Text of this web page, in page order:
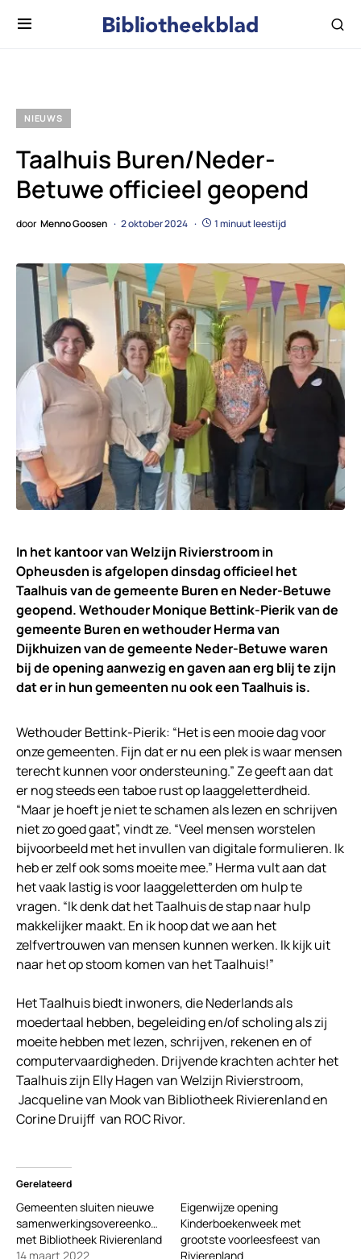
NIEUWS
Taalhuis Buren/Neder-
Betuwe officieel geopend
door Menno Goosen 2 oktober 2024 1 minuut leestijd
In het kantoor van Welzijn Rivierstroom in
Opheusden is afgelopen dinsdag officieel het
Taalhuis van de gemeente Buren en Neder-Betuwe
geopend. Wethouder Monique Bettink-Pierik van de
gemeente Buren en wethouder Herma van
Dijkhuizen van de gemeente Neder-Betuwe waren
bij de opening aanwezig en gaven aan erg blij te zijn
dat er in hun gemeenten nu ook een Taalhuis is.
Wethouder Bettink-Pierik: “Het is een mooie dag voor
onze gemeenten. Fijn dat er nu een plek is waar mensen
terecht kunnen voor ondersteuning.” Ze geeft aan dat
er nog steeds een taboe rust op laaggeletterdheid.
“Maar je hoeft je niet te schamen als lezen en schrijven
niet zo goed gaat”, vindt ze. “Veel mensen worstelen
bijvoorbeeld met het invullen van digitale formulieren. Ik
heb er zelf ook soms moeite mee.” Herma vult aan dat
het vaak lastig is voor laaggeletterden om hulp te
vragen. “Ik denk dat het Taalhuis de stap naar hulp
makkelijker maakt. En ik hoop dat we aan het
zelfvertrouwen van mensen kunnen werken. Ik kijk uit
naar het op stoom komen van het Taalhuis!”
Het Taalhuis biedt inwoners, die Nederlands als
moedertaal hebben, begeleiding en/of scholing als zij
moeite hebben met lezen, schrijven, rekenen en of
computervaardigheden. Drijvende krachten achter het
Taalhuis zijn Elly Hagen van Welzijn Rivierstroom,
Jacqueline van Mook van Bibliotheek Rivierenland en
Corine Druijff van ROC Rivor.
Gerelateerd
Gemeenten sluiten nieuwe
samenwerkingsovereenkomst
met Bibliotheek Rivierenland
14 maart 2022
Eigenwijze opening
Kinderboekenweek met
grootste voorleesfeest van
Rivierenland